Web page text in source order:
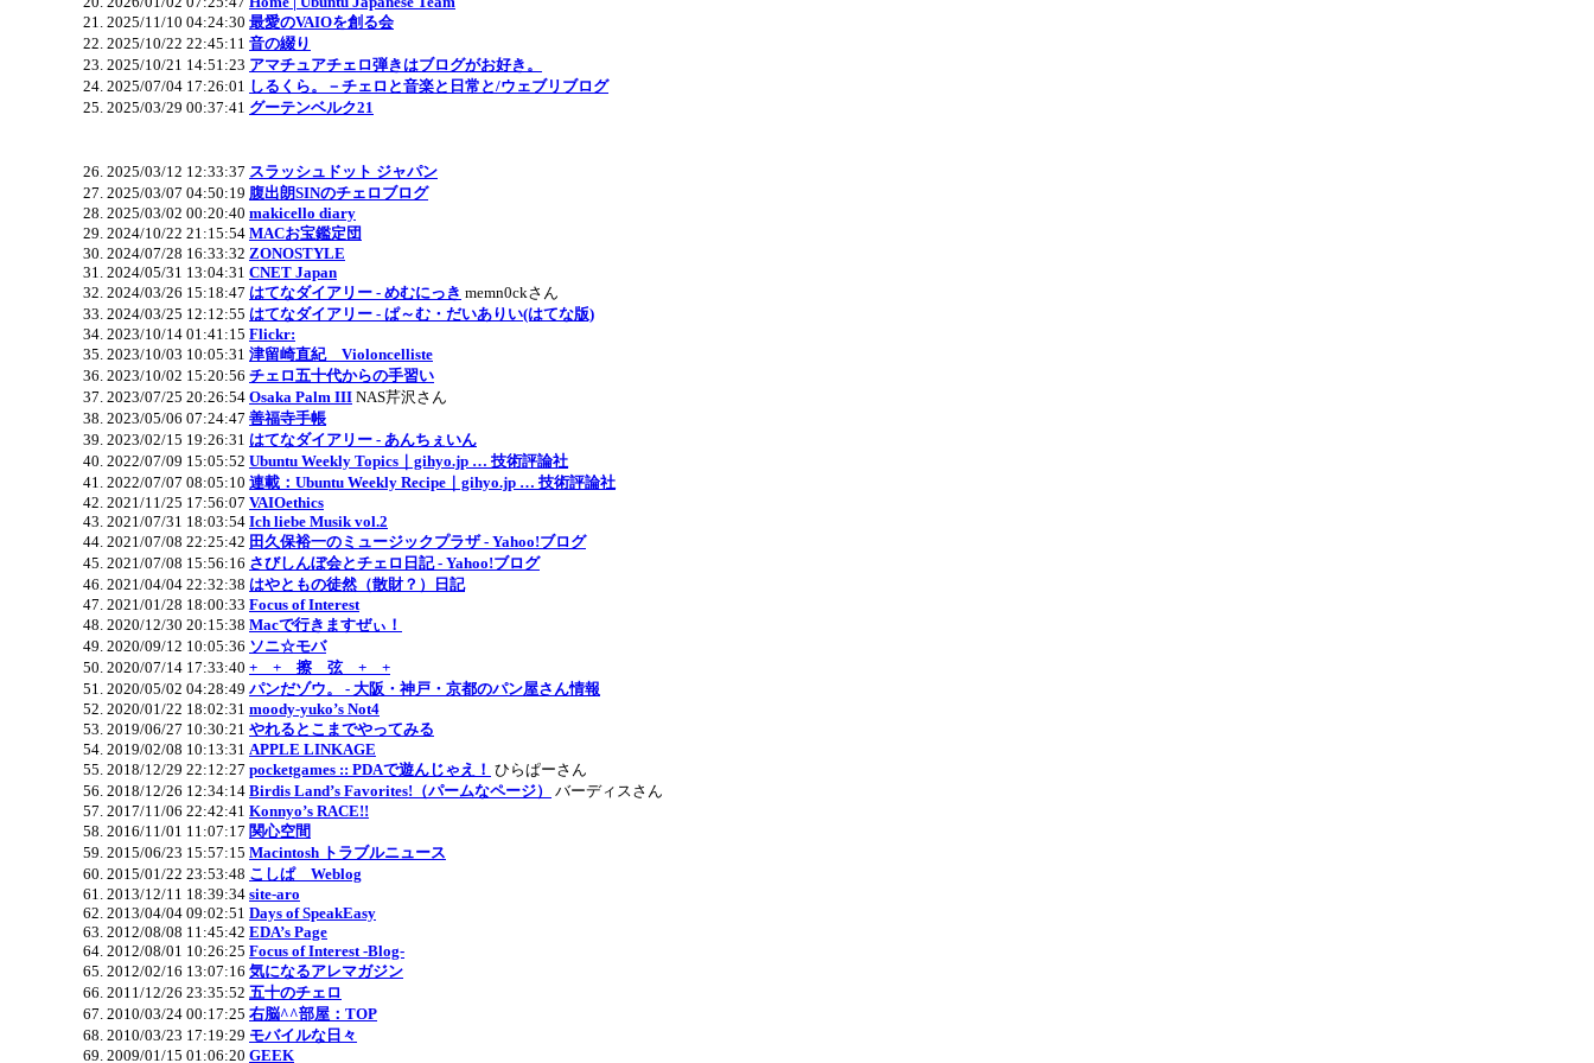
2025/11/10 04:24:30 最愛のVAIOを創る会
2025/10/22 22:45:11 音の綴り
2025/10/21 14:51:23 アマチュアチェロ弾きはブログがお好き。
2025/07/04 17:26:01 しるくら。－チェロと音楽と日常と/ウェブリブログ
2025/03/29 00:37:41 グーテンベルク21
2025/03/12 12:33:37 スラッシュドット ジャパン
2025/03/07 04:50:19 腹出朗SINのチェロブログ
2025/03/02 00:20:40 makicello diary
2024/10/22 21:15:54 MACお宝鑑定団
2024/07/28 16:33:32 ZONOSTYLE
2024/05/31 13:04:31 CNET Japan
2024/03/26 15:18:47 はてなダイアリー - めむにっき memn0ckさん
2024/03/25 12:12:55 はてなダイアリー - ぱ～む・だいありい(はてな版)
2023/10/14 01:41:15 Flickr:
2023/10/03 10:05:31 津留崎直紀 Violoncelliste
2023/10/02 15:20:56 チェロ五十代からの手習い
2023/07/25 20:26:54 Osaka Palm III NAS芹沢さん
2023/05/06 07:24:47 善福寺手帳
2023/02/15 19:26:31 はてなダイアリー - あんちぇいん
2022/07/09 15:05:52 Ubuntu Weekly Topics｜gihyo.jp … 技術評論社
2022/07/07 08:05:10 連載：Ubuntu Weekly Recipe｜gihyo.jp … 技術評論社
2021/11/25 17:56:07 VAIOethics
2021/07/31 18:03:54 Ich liebe Musik vol.2
2021/07/08 22:25:42 田久保裕一のミュージックプラザ - Yahoo!ブログ
2021/07/08 15:56:16 さびしんぼ会とチェロ日記 - Yahoo!ブログ
2021/04/04 22:32:38 はやともの徒然（散財？）日記
2021/01/28 18:00:33 Focus of Interest
2020/12/30 20:15:38 Macで行きますぜぃ！
2020/09/12 10:05:36 ソニ☆モバ
2020/07/14 17:33:40 + + 擦 弦 + +
2020/05/02 04:28:49 パンだゾウ。 - 大阪・神戸・京都のパン屋さん情報
2020/01/22 18:02:31 moody-yuko’s Not4
2019/06/27 10:30:21 やれるとこまでやってみる
2019/02/08 10:13:31 APPLE LINKAGE
2018/12/29 22:12:27 pocketgames :: PDAで遊んじゃえ！ ひらぱーさん
2018/12/26 12:34:14 Birdis Land’s Favorites!（パームなページ）
バーディスさん
2017/11/06 22:42:41 Konnyo’s RACE!!
2016/11/01 11:07:17 関心空間
2015/06/23 15:57:15 Macintosh トラブルニュース
2015/01/22 23:53:48 こしぱ Weblog
2013/12/11 18:39:34 site-aro
2013/04/04 09:02:51 Days of SpeakEasy
2012/08/08 11:45:42 EDA’s Page
2012/08/01 10:26:25 Focus of Interest -Blog-
2012/02/16 13:07:16 気になるアレマガジン
2011/12/26 23:35:52 五十のチェロ
2010/03/24 00:17:25 右脳^^部屋：TOP
2010/03/23 17:19:29 モバイルな日々
2009/01/15 01:06:20 GEEK